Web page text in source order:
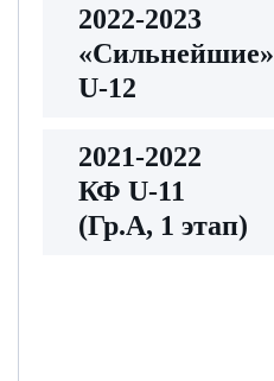
2022-2023
«Сильнейшие»
U-12
2021-2022
КФ U-11
(Гр.А, 1 этап)